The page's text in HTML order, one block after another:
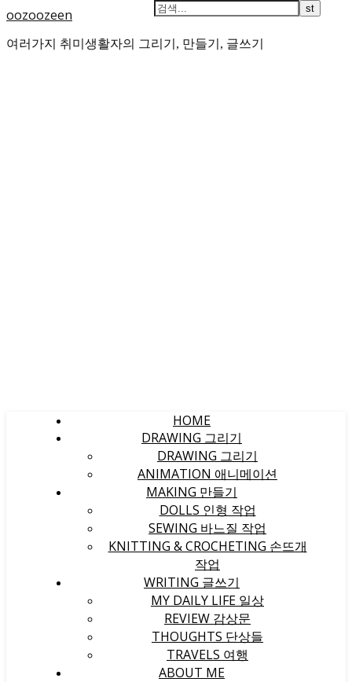
oozoozeen
여러가지 취미생활자의 그리기, 만들기, 글쓰기
HOME
DRAWING 그리기
DRAWING 그리기
ANIMATION 애니메이션
MAKING 만들기
DOLLS 인형 작업
SEWING 바느질 작업
KNITTING & CROCHETING 손뜨개
작업
WRITING 글쓰기
MY DAILY LIFE 일상
REVIEW 감상문
THOUGHTS 단상들
TRAVELS 여행
ABOUT ME